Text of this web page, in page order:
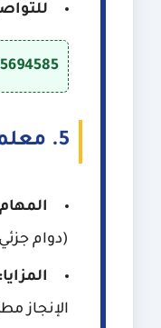
5. معلمين ألمنيوم - الري
(دوام
المزايا:
الإنجاز